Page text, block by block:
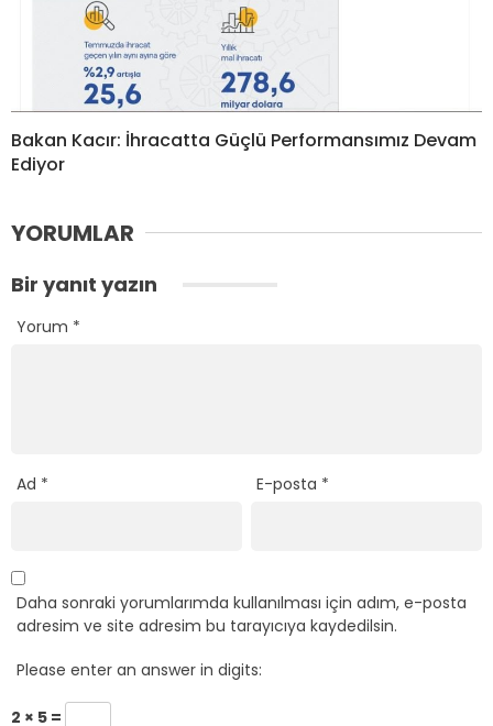
Bakan Kacır: İhracatta Güçlü Performansımız Devam
Ediyor
YORUMLAR
Bir yanıt yazın
Yorum *
Ad * E-posta *
Daha sonraki yorumlarımda kullanılması için adım, e-posta
adresim ve site adresim bu tarayıcıya kaydedilsin.
Please enter an answer in digits:
2 × 5 =